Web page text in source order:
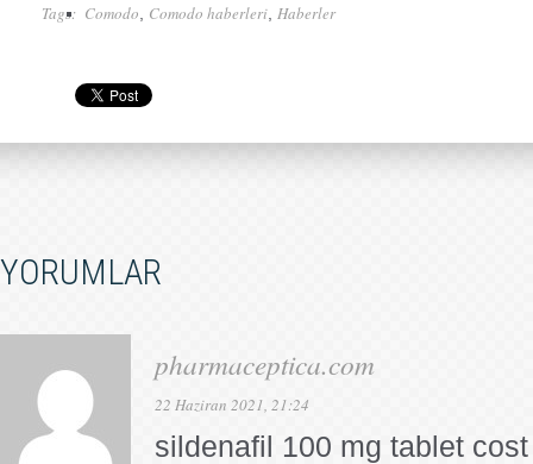
Tags: Comodo Comodo haberleri Haberler
YORUMLAR
pharmaceptica.com
22 Haziran 2021, 21:24
sildenafil 100 mg tablet cost